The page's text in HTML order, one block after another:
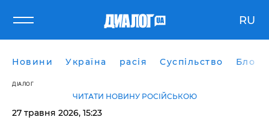
RU
Новини Україна расія Суспільство Блоги
ДІАЛОГ
ЧИТАТИ НОВИНУ РОСІЙСЬКОЮ
27 травня 2026, 15:23